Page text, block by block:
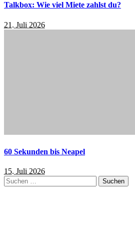
Talkbox: Wie viel Miete zahlst du?
21. Juli 2026
60 Sekunden bis Neapel
15. Juli 2026
Suchen
nach: